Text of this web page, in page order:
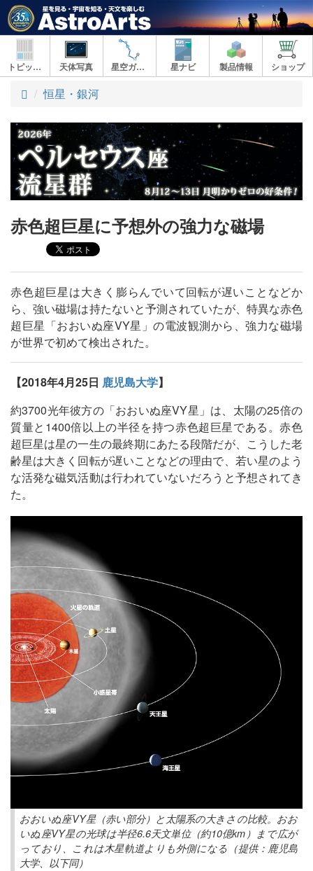
トピックス 天体写真 星空ガイド 星ナビ 製品情報 ショップ
ト
プ
恒星・銀河
赤色超巨星に予想外の強力な磁場
赤色超巨星は大きく膨らんでいて回転が遅いことなどか
ら、強い磁場は持たないと予測されていたが、特異な赤色
超巨星「おおいぬ座VY星」の電波観測から、強力な磁場
が世界で初めて検出された。
【2018年4月25日 鹿児島大学】
約3700光年彼方の「おおいぬ座VY星」は、太陽の25倍の
質量と1400倍以上の半径を持つ赤色超巨星である。赤色
超巨星は星の一生の最終期にあたる段階だが、こうした老
齢星は大きく回転が遅いことなどの理由で、若い星のよう
な活発な磁気活動は行われていないだろうと予想されてき
た。
おおいぬ座VY星（赤い部分）と太陽系の大きさの比較。おお
いぬ座VY星の光球は半径6.6天文単位（約10億km）まで広が
っており、これは木星軌道よりも外側になる（提供：鹿児島
大学、以下同）